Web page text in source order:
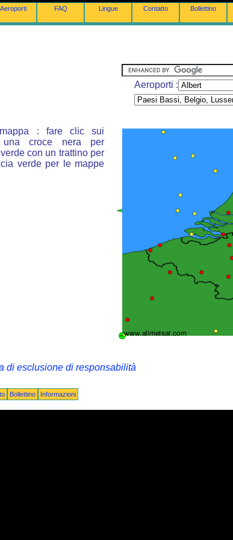
Aeroporti FAQ Lingue Contatto Bollettino
Aeroporti :
: fare clic sui
croce nera per
con un trattino per
verde per le mappe
di esclusione di responsabilità
Bollettino Informazioni